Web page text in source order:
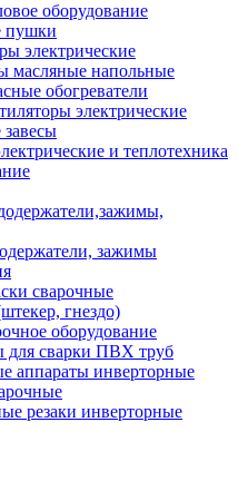
оборудование
пушки
электрические
масляные напольные
обогреватели
электрические
и теплотехника
зажимы
сварочные
гнездо)
оборудование
для сварки ПВХ труб
аппараты инверторные
резаки инверторные